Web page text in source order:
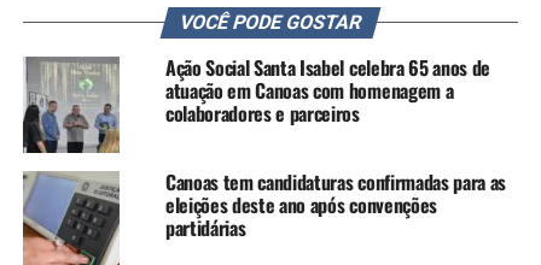
A rede municipal de Canoas atende cerca de 25 mil
alunos nas Escolas Municipais de Ensino Fundamental
(EMEFs) e aproximadamente 5 mil crianças nas Escolas
Municipais de Educação Infantil (EMEIs), contando com
mais de 2,2 mil profissionais entre professores, técnicos
em educação e equipes de apoio.
TÓPICOS RELACIONADOS: CANOAS
REDE MUNICIPAL
VOCÊ PODE GOSTAR
Ação Social Santa Isabel celebra 65 anos de
atuação em Canoas com homenagem a
colaboradores e parceiros
Canoas tem candidaturas confirmadas para as
eleições deste ano após convenções
partidárias